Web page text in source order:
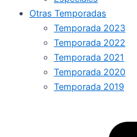
Otras Temporadas
Temporada 2023
Temporada 2022
Temporada 2021
Temporada 2020
Temporada 2019